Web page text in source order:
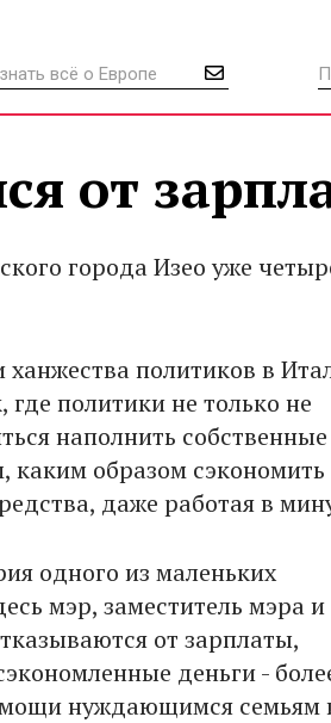
от
города Изео уже
политиков в
политики не только не
наполнить собственные
образом сэкономить
даже работая в
одного из маленьких
мэр, заместитель мэра и
от зарплаты,
деньги -
нуждающимся семьям